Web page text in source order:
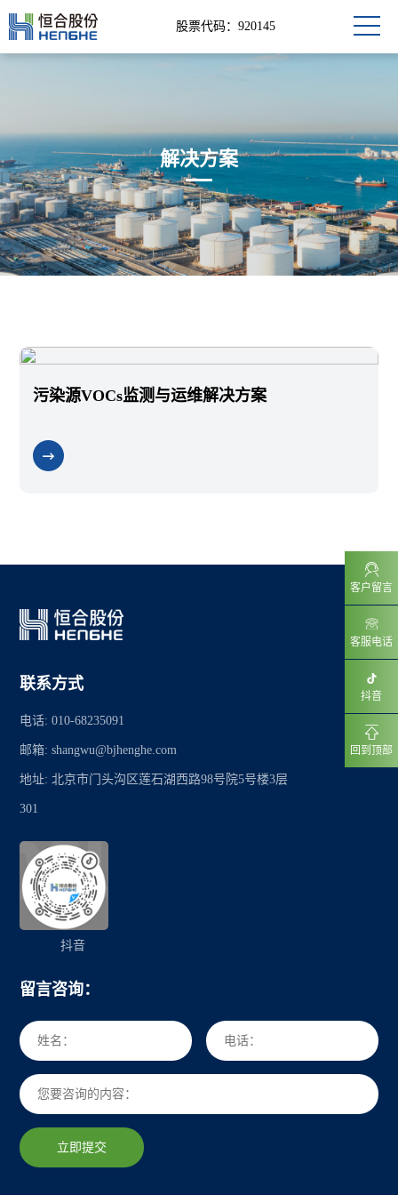
股票代码：920145
解决方案
污染源VOCs监测与运维解决方案
联系方式
抖音
电话: 010-68235091
邮箱: shangwu@bjhenghe.com
地址: 北京市门头沟区莲石湖西路98号院5号楼3层
301
留言咨询：
立即提交
客户留言
客服电话
抖音
回到顶部